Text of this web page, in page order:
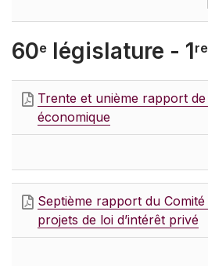
60e législature - 1re
Trente et unième rapport
économique
Septième rapport du
projets de loi d’intérêt privé